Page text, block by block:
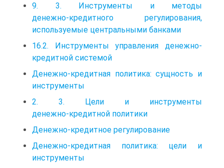
9. 3. Инструменты и методы
денежно‑кредитного регулирования,
используемые центральными банками
16.2. Инструменты управления денежно-
кредитной системой
Денежно-кредитная политика: сущность и
инструменты
2. 3. Цели и инструменты
денежно‑кредитной политики
Денежно-кредитное регулирование
Денежно-кредитная политика: цели и
инструменты